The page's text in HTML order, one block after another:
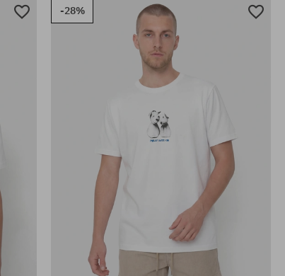
Elérhető méretek:
-28%